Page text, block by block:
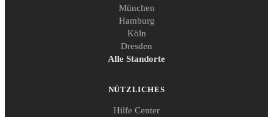
München
Hamburg
Köln
Dresden
Alle Standorte
NÜTZLICHES
Hilfe Center